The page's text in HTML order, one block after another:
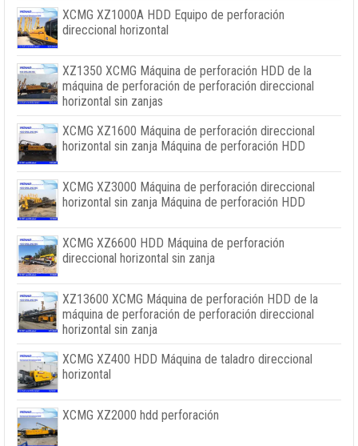
XCMG XZ1000A HDD Equipo de perforación
direccional horizontal
XZ1350 XCMG Máquina de perforación HDD de la
máquina de perforación de perforación direccional
horizontal sin zanjas
XCMG XZ1600 Máquina de perforación direccional
horizontal sin zanja Máquina de perforación HDD
XCMG XZ3000 Máquina de perforación direccional
horizontal sin zanja Máquina de perforación HDD
XCMG XZ6600 HDD Máquina de perforación
direccional horizontal sin zanja
XZ13600 XCMG Máquina de perforación HDD de la
máquina de perforación de perforación direccional
horizontal sin zanja
XCMG XZ400 HDD Máquina de taladro direccional
horizontal
XCMG XZ2000 hdd perforación